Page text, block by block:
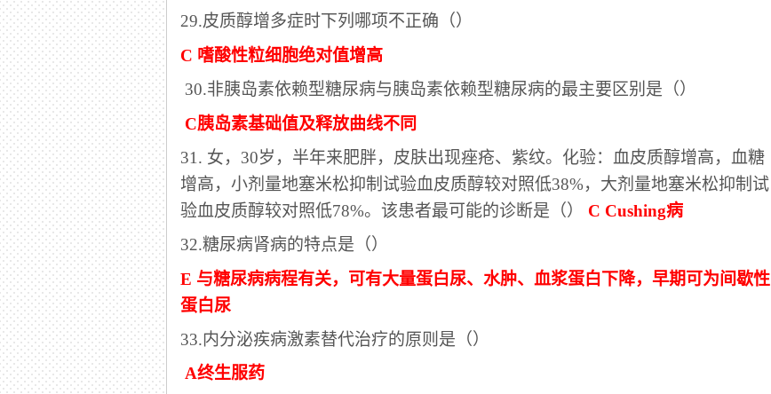
29.皮质醇增多症时下列哪项不正确（）
C 嗜酸性粒细胞绝对值增高
30.非胰岛素依赖型糖尿病与胰岛素依赖型糖尿病的最主要区别是（）
C胰岛素基础值及释放曲线不同
31. 女，30岁，半年来肥胖，皮肤出现痤疮、紫纹。化验：血皮质醇增高，血糖
增高，小剂量地塞米松抑制试验血皮质醇较对照低38%，大剂量地塞米松抑制试
验血皮质醇较对照低78%。该患者最可能的诊断是（） C Cushing病
32.糖尿病肾病的特点是（）
E 与糖尿病病程有关，可有大量蛋白尿、水肿、血浆蛋白下降，早期可为间歇性
蛋白尿
33.内分泌疾病激素替代治疗的原则是（）
A终生服药